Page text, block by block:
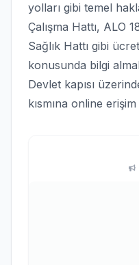
yolları gibi temel
Çalışma Hattı, ALO
Sağlık Hattı gibi
konusunda bilgi
Devlet kapısı
kısmına online